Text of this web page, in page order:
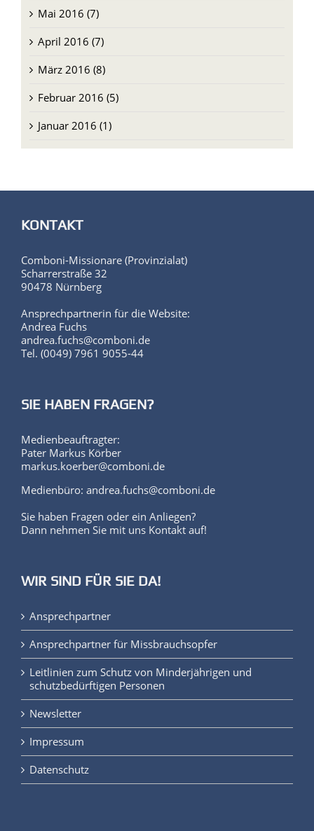
Mai 2016 (7)
April 2016 (7)
März 2016 (8)
Februar 2016 (5)
Januar 2016 (1)
KONTAKT
Comboni-Missionare (Provinzialat)
Scharrerstraße 32
90478 Nürnberg
Ansprechpartnerin für die Website:
Andrea Fuchs
andrea.fuchs@comboni.de
Tel. (0049) 7961 9055-44
SIE HABEN FRAGEN?
Medienbeauftragter:
Pater Markus Körber
markus.koerber@comboni.de
Medienbüro: andrea.fuchs@comboni.de
Sie haben Fragen oder ein Anliegen?
Dann nehmen Sie mit uns Kontakt auf!
WIR SIND FÜR SIE DA!
Ansprechpartner
Ansprechpartner für Missbrauchsopfer
Leitlinien zum Schutz von Minderjährigen und
schutzbedürftigen Personen
Newsletter
Impressum
Datenschutz